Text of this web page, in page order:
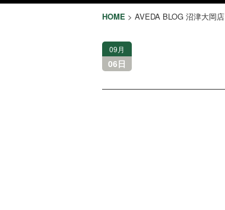
HOME > AVEDA BLOG 沼津大岡店
09月
06日